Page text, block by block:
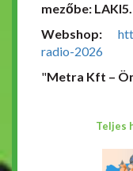
mezőbe: LAKI5.
Webshop:
radio-2026
"Metra Kft –
Teljes